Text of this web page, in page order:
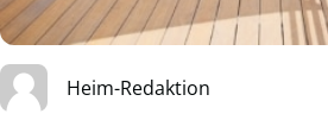
Heim-Redaktion